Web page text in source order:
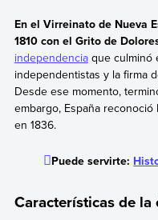
En el Virreinato de Nueva
1810 con el Grito de
independenciaque culminó
independentistas y la firma
Desde ese momento,
embargo, España
en 1836.
Puede servirte:
Características de